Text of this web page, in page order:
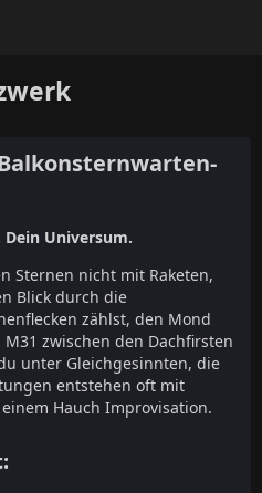
Dein Universum.
Sternen nicht mit Raketen,
Blick durch die
zählst, den Mond
zwischen den Dachfirsten
unter Gleichgesinnten, die
entstehen oft mit
Hauch Improvisation.